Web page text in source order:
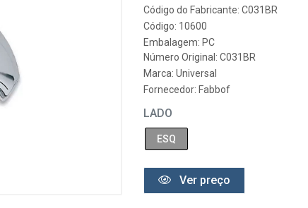
Código do Fabricante: C031BR
Código: 10600
Embalagem: PC
Número Original: C031BR
Marca: Universal
Fornecedor: Fabbof
LADO
ESQ
Ver preço